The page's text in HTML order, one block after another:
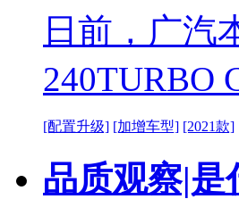
日前，广汽
240TURBO
[配置升级] [加增车型] [2021款]
品质观察|是